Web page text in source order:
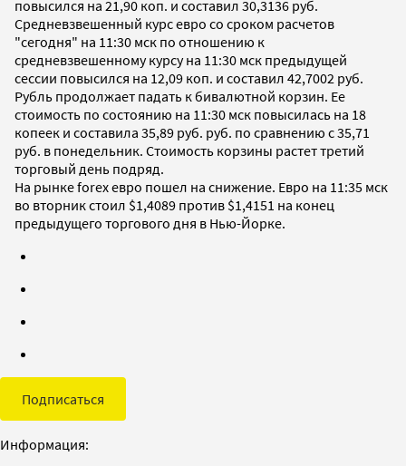
повысился на 21,90 коп. и составил 30,3136 руб.
Средневзвешенный курс евро со сроком расчетов
"сегодня" на 11:30 мск по отношению к
средневзвешенному курсу на 11:30 мск предыдущей
сессии повысился на 12,09 коп. и составил 42,7002 руб.
Рубль продолжает падать к бивалютной корзин. Ее
стоимость по состоянию на 11:30 мск повысилась на 18
копеек и составила 35,89 руб. руб. по сравнению с 35,71
руб. в понедельник. Стоимость корзины растет третий
торговый день подряд.
На рынке forex евро пошел на снижение. Евро на 11:35 мск
во вторник стоил $1,4089 против $1,4151 на конец
предыдущего торгового дня в Нью-Йорке.
Подписаться
Информация: